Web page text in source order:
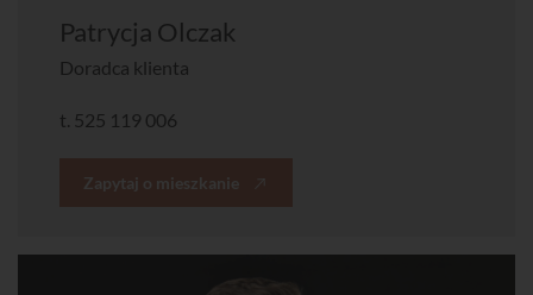
Patrycja Olczak
Doradca klienta
t. 525 119 006
Zapytaj o mieszkanie